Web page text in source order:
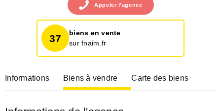
Appeler l’agence
37
biens en vente
sur fnaim.fr
Informations Biens à vendre Carte des biens